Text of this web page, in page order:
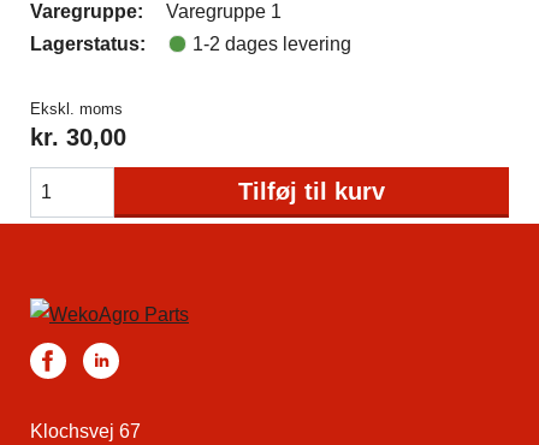
Varegruppe:
Varegruppe 1
Lagerstatus:
1-2 dages levering
Ekskl. moms
kr. 30,00
Tilføj til kurv
Klochsvej 67